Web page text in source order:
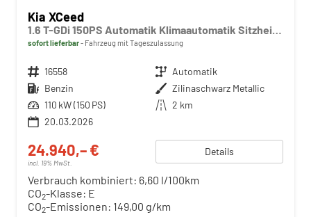
Kia XCeed
1.6 T-GDi 150PS Automatik Klimaautomatik Sitzheizung Lenkradheizung Navi PDC Rückf.Kamera abged.Scheiben Apple CarPlay Android Auto
sofort lieferbar Fahrzeug mit Tageszulassung
Fahrzeugnr. 16558 Getriebe Automatik
Kraftstoff Benzin Außenfarbe Zilinaschwarz Metallic
Leistung 110 kW (150 PS) Kilometerstand 2 km
20.03.2026
24.940,– €
incl. 19% MwSt.
Details
Verbrauch kombiniert: 6,60 l/100km
CO2-Klasse: E
CO2-Emissionen: 149,00 g/km